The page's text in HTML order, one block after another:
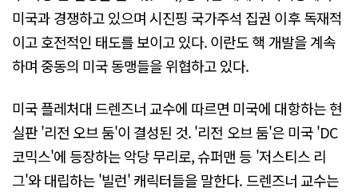
미국과 경쟁하고 있으며 시진핑 국가주석 집권 이후 독재적
이고 호전적인 태도를 보이고 있다. 이란도 핵 개발을 계속
하며 중동의 미국 동맹들을 위협하고 있다.
미국 플레처대 드렌즈너 교수에 따르면 미국에 대항하는 현
실판 '리전 오브 둠'이 결성된 것. '리전 오브 둠'은 미국 'DC
코믹스'에 등장하는 악당 무리로, 슈퍼맨 등 '저스티스 리
그'와 대립하는 '빌런' 캐릭터들을 말한다. 드렌즈너 교수는